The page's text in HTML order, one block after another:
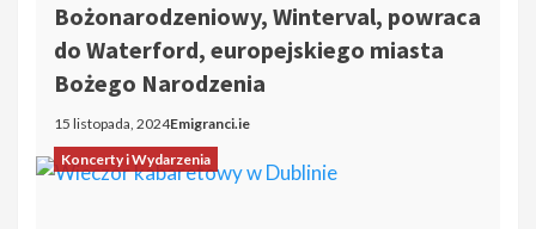
Bożonarodzeniowy, Winterval, powraca
do Waterford, europejskiego miasta
Bożego Narodzenia
15 listopada, 2024Emigranci.ie
Koncerty i Wydarzenia